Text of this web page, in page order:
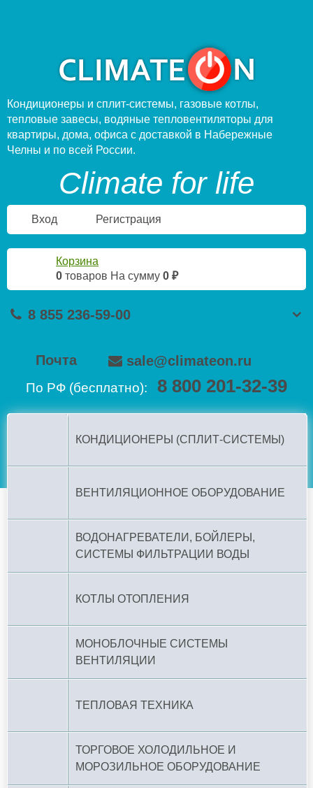
Кондиционеры и сплит-системы, газовые котлы,
тепловые завесы, водяные тепловентиляторы для
квартиры, дома, офиса с доставкой в Набережные
Челны и по всей России.
Climate for life
Вход Регистрация
Корзина
0 товаров На сумму 0 ₽
8 855 236-59-00
Почта sale@climateon.ru
По РФ (бесплатно): 8 800 201-32-39
КОНДИЦИОНЕРЫ (СПЛИТ-СИСТЕМЫ)
ВЕНТИЛЯЦИОННОЕ ОБОРУДОВАНИЕ
ВОДОНАГРЕВАТЕЛИ, БОЙЛЕРЫ,
СИСТЕМЫ ФИЛЬТРАЦИИ ВОДЫ
КОТЛЫ ОТОПЛЕНИЯ
МОНОБЛОЧНЫЕ СИСТЕМЫ
ВЕНТИЛЯЦИИ
ТЕПЛОВАЯ ТЕХНИКА
ТОРГОВОЕ ХОЛОДИЛЬНОЕ И
МОРОЗИЛЬНОЕ ОБОРУДОВАНИЕ